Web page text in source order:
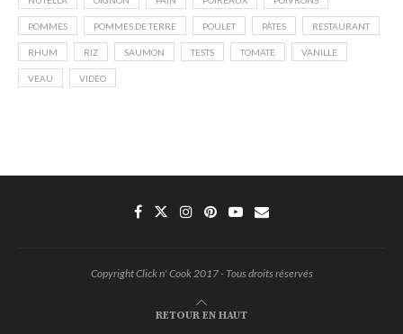
POMMES POMMES DE TERRE POULET PÂTES RESTAURANT
RHUM RIZ SAUMON TESTS TOMATE VANILLE
VEAU VIDÉO
Copyright Click n' Cook 2017 - Tous droits réservés
RETOUR EN HAUT